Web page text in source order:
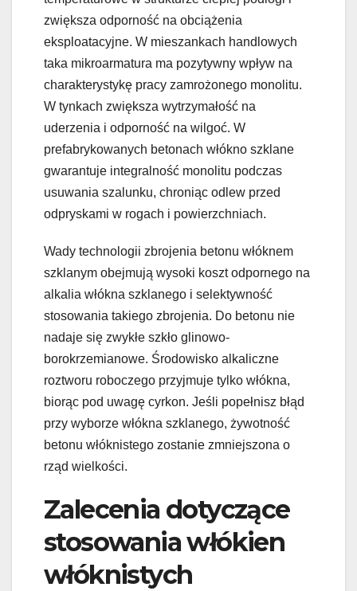
zwiększa odporność na obciążenia
eksploatacyjne. W mieszankach handlowych
taka mikroarmatura ma pozytywny wpływ na
charakterystykę pracy zamrożonego monolitu.
W tynkach zwiększa wytrzymałość na
uderzenia i odporność na wilgoć. W
prefabrykowanych betonach włókno szklane
gwarantuje integralność monolitu podczas
usuwania szalunku, chroniąc odlew przed
odpryskami w rogach i powierzchniach.
Wady technologii zbrojenia betonu włóknem
szklanym obejmują wysoki koszt odpornego na
alkalia włókna szklanego i selektywność
stosowania takiego zbrojenia. Do betonu nie
nadaje się zwykłe szkło glinowo-
borokrzemianowe. Środowisko alkaliczne
roztworu roboczego przyjmuje tylko włókna,
biorąc pod uwagę cyrkon. Jeśli popełnisz błąd
przy wyborze włókna szklanego, żywotność
betonu włóknistego zostanie zmniejszona o
rząd wielkości.
Zalecenia dotyczące
stosowania włókien
włóknistych